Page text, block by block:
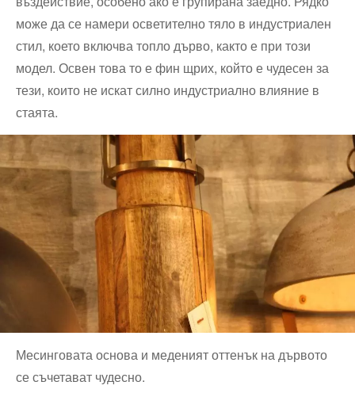
може да се намери осветително тяло в индустриален
стил, което включва топло дърво, както е при този
модел. Освен това то е фин щрих, който е чудесен за
тези, които не искат силно индустриално влияние в
стаята.
Месинговата основа и меденият оттенък на дървото
се съчетават чудесно.